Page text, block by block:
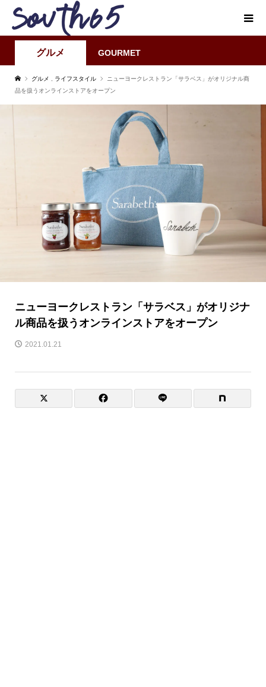
グルメ GOURMET
グルメ ライフスタイル
ニューヨークレストラン「サラベス」がオリジナル商
品を扱うオンラインストアをオープン
ニューヨークレストラン「サラベス」がオリジナ
ル商品を扱うオンラインストアをオープン
2021.01.21